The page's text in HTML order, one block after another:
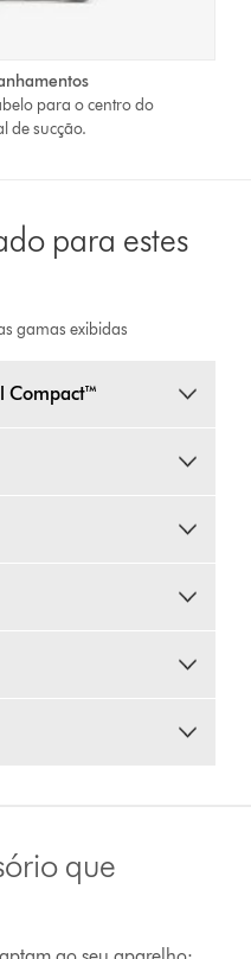
para o centro do
de sucção.
para estes
gamas exibidas
Compact™
que